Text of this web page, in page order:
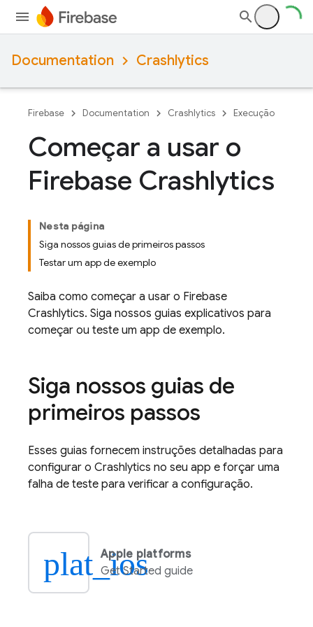
Documentation Crashlytics
Firebase Documentation Crashlytics Execução
Começar a usar o
Firebase Crashlytics
Nesta página
Siga nossos guias de primeiros passos
Testar um app de exemplo
Saiba como começar a usar o Firebase
Crashlytics. Siga nossos guias explicativos para
começar ou teste um app de exemplo.
Siga nossos guias de
primeiros passos
Esses guias fornecem instruções detalhadas para
configurar o Crashlytics no seu app e forçar uma
falha de teste para verificar a configuração.
plat_ios
Apple platforms
Get Started guide